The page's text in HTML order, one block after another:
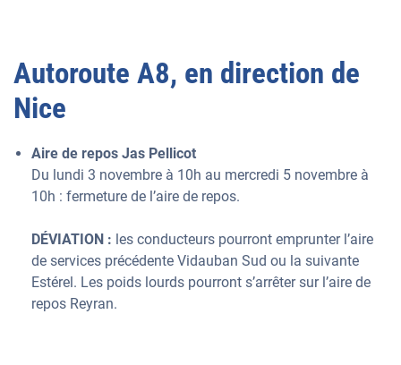
Autoroute A8, en direction de
Nice
Aire de repos Jas Pellicot
Du lundi 3 novembre à 10h au mercredi 5 novembre à
10h : fermeture de l’aire de repos.
DÉVIATION : les conducteurs pourront emprunter l’aire
de services précédente Vidauban Sud ou la suivante
Estérel. Les poids lourds pourront s’arrêter sur l’aire de
repos Reyran.